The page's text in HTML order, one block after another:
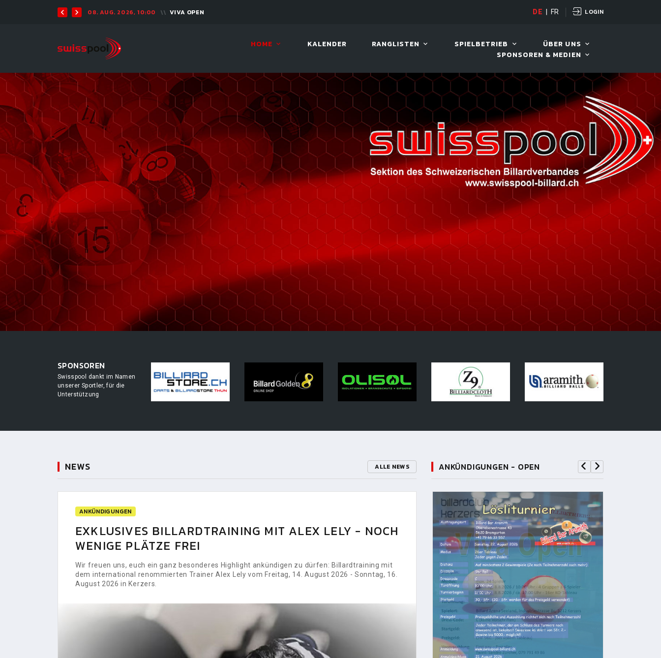
08. AUG. 2026, 10:00 VIVA OPEN 11. AUG. 2026, 19:30
DE FR LOGIN
HOME KALENDER RANGLISTEN SPIELBETRIEB
ÜBER UNS
SPONSOREN & MEDIEN
SPONSOREN
Swisspool dankt im Namen
unserer Sportler, für die
Unterstützung
NEWS ALLE NEWS
ANKÜNDIGUNGEN
EXKLUSIVES BILLARDTRAINING MIT ALEX LELY - NOCH
WENIGE PLÄTZE FREI
Wir freuen uns, euch ein ganz besonderes Highlight ankündigen zu dürfen: Billardtraining mit
dem international renommierten Trainer Alex Lely vom Freitag, 14. August 2026 - Sonntag, 16.
August 2026 in Kerzers.
ANKÜNDIGUNGEN - OPEN